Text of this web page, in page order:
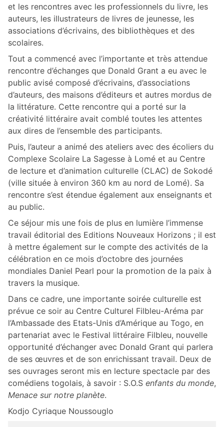
et les rencontres avec les professionnels du livre, les
auteurs, les illustrateurs de livres de jeunesse, les
associations d’écrivains, des bibliothèques et des
scolaires.
Tout a commencé avec l’importante et très attendue
rencontre d’échanges que Donald Grant a eu avec le
public avisé composé d’écrivains, d’associations
d’auteurs, des maisons d’éditeurs et autres mordus de
la littérature. Cette rencontre qui a porté sur la
créativité littéraire avait comblé toutes les attentes
aux dires de l’ensemble des participants.
Puis, l’auteur a animé des ateliers avec des écoliers du
Complexe Scolaire La Sagesse à Lomé et au Centre
de lecture et d’animation culturelle (CLAC) de Sokodé
(ville située à environ 360 km au nord de Lomé). Sa
rencontre s’est étendue également aux enseignants et
au public.
Ce séjour mis une fois de plus en lumière l’immense
travail éditorial des Editions Nouveaux Horizons ; il est
à mettre également sur le compte des activités de la
célébration en ce mois d’octobre des journées
mondiales Daniel Pearl pour la promotion de la paix à
travers la musique.
Dans ce cadre, une importante soirée culturelle est
prévue ce soir au Centre Culturel Filbleu-Aréma par
l’Ambassade des Etats-Unis d’Amérique au Togo, en
partenariat avec le Festival littéraire Filbleu, nouvelle
opportunité d’échanger avec Donald Grant qui parlera
de ses œuvres et de son enrichissant travail. Deux de
ses ouvrages seront mis en lecture spectacle par des
comédiens togolais, à savoir : S.O.S enfants du monde,
Menace sur notre planète.
Kodjo Cyriaque Noussouglo